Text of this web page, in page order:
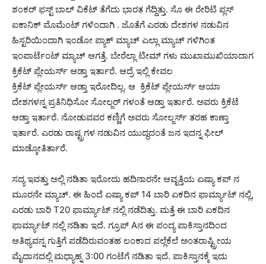
ಶಂಕರ್ ಫಸ್ಟ್ ಬಾಲ್ ವಿಕೆಟ್ ತೆಗೆದು ಭಾರತ ಗೆದ್ದಿತ್ತು. ಸೊ ಈ ರೇರಿಟಿ ಪ್ಲಸ್
ಐಕಾನಿಕ್ ಮೊಮೆಂಟ್ ಗಳಿಂದಾಗಿ . ಜೊತೆಗೆ ಎರಡು ದೇಶಗಳ ನಡುವಿನ
ಹಿಸ್ಟರಿಯಿಂದಾಗಿ ಇಂಡೋ ಪ್ಯಾಕ್ ಮ್ಯಾಚ್ ಎಲ್ಲಾ ಮ್ಯಾಚ್ ಗಳಿಗಿಂತ
ಇಂಪಾರ್ಟೆಂಟ್ ಮ್ಯಾಚ್ ಆಗತ್ತೆ. ಬೇರೆಲ್ಲಾ ಟೀಮ್ ಗಳು ಮುಖಾಮುಖಿಯಾದಾಗ
ಕ್ರಿಕೆಟ್ ಪ್ಲೇಯರ್ಸ್ ಆಡ್ತಾ ಇರ್ತಾರೆ. ಆದ್ರೆ ಇಲ್ಲಿ ಕೇವಲ
ಕ್ರಿಕೆಟ್ ಪ್ಲೇಯರ್ಸ್ ಆಡ್ತಾ ಇರೋದಿಲ್ಲ. ಆ ಕ್ರಿಕೆಟ್ ಪ್ಲೇಯರ್ಸ್ ಆಯಾ
ದೇಶಗಳನ್ನ ಪ್ರತಿನಿಧಿಸೋ ಸೋಲ್ಜರ್ ಗಳಂತೆ ಆಡ್ತಾ ಇರ್ತಾರೆ. ಅವರು ಕ್ರಿಕೆಟೆ
ಆಡ್ತಾ ಇರ್ತಾರೆ. ನೋಡುವವರ ಕಣ್ಣಿಗೆ ಅವರು ಸೋಲ್ಜರ್ಸ್ ತರಹ ಕಾಣ್ತಾ
ಇರ್ತಾರೆ. ಎರಡು ರಾಷ್ಟ್ರಗಳ ನಡುವಿನ ಯುದ್ಧದಂತೆ ಜನ ಇದನ್ನ ಫೀಲ್
ಮಾಡ್ಕೋತಿರ್ತಾರೆ.
ಸದ್ಯ ಇವತ್ತು ಅಲ್ಲಿ ನಡಿತಾ ಇರೋದು ಹದಿನಾರನೇ ಆವೃತ್ತಿಯ ಏಷ್ಯಾ ಕಪ್ ನ
ಮೂರನೇ ಮ್ಯಾಚ್. ಈ ಹಿಂದೆ ಏಷ್ಯಾ ಕಪ್ 14 ಬಾರಿ ಏಕದಿನ ಫಾರ್ಮ್ಯಾಟ್ ನಲ್ಲಿ,
ಎರಡು ಬಾರಿ T20 ಫಾರ್ಮ್ಯಾಟ್ ನಲ್ಲಿ ನಡೆದಿತ್ತು. ಮತ್ತೆ ಈ ಬಾರಿ ಏಕದಿನ
ಫಾರ್ಮ್ಯಾಟ್ ನಲ್ಲಿ ನಡಿತಾ ಇದೆ. ಗ್ರೂಪ್ Aನ ಈ ಪಂದ್ಯ ಪಾಕಿಸ್ತಾನದಿಂದ
ಆತಿಥ್ಯವನ್ನ ಗುತ್ತಿಗೆ ಪಡೆದಿರುವಂತಹ ಲಂಕಾದ ಪಲ್ಲೆಕೆಲೆ ಅಂತರಾಷ್ಟ್ರೀಯ
ಮೈದಾನದಲ್ಲಿ ಮಧ್ಯಾಹ್ನ 3:00 ಗಂಟೆಗೆ ನಡಿತಾ ಇದೆ. ಪಾಕಿಸ್ತಾನಕ್ಕೆ ಇದು